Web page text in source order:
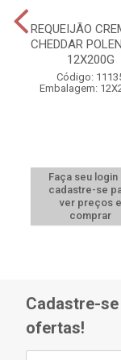
REQUEIJÃO
CHEDDAR
12X200G
Código:
Embalagem:
Faça seu login
cadastre-se
ver preços e
comprar
Cadastre-
ofertas!